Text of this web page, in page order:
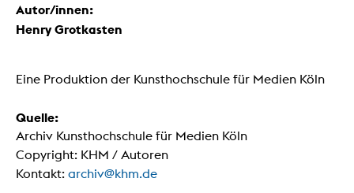
Autor/innen:
Henry Grotkasten
Eine Produktion der Kunsthochschule für Medien Köln
Quelle:
Archiv Kunsthochschule für Medien Köln
Copyright: KHM / Autoren
Kontakt: archiv@khm.de